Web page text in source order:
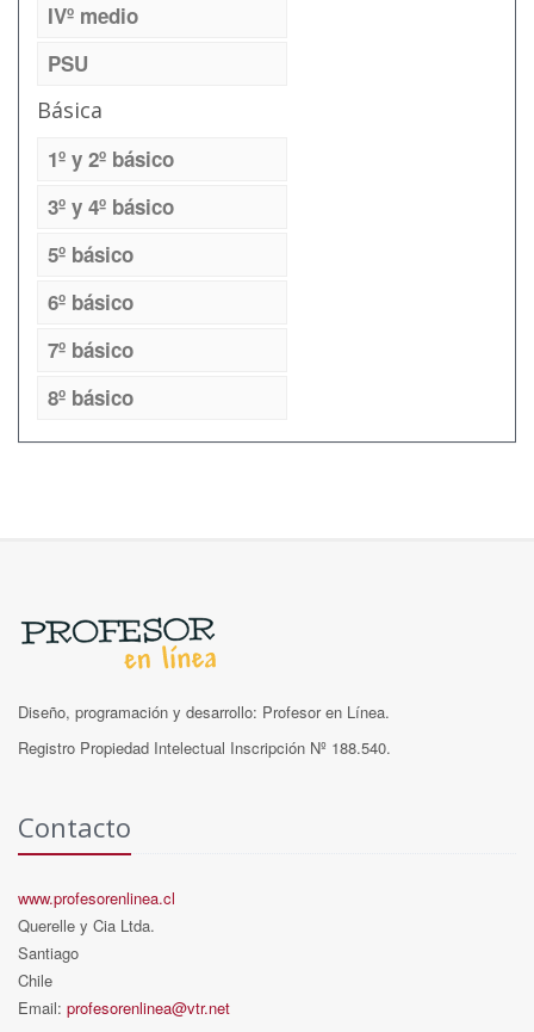
IVº medio
PSU
Básica
1º y 2º básico
3º y 4º básico
5º básico
6º básico
7º básico
8º básico
Diseño, programación y desarrollo: Profesor en Línea.
Registro Propiedad Intelectual Inscripción Nº 188.540.
Contacto
www.profesorenlinea.cl
Querelle y Cia Ltda.
Santiago
Chile
Email: profesorenlinea@vtr.net